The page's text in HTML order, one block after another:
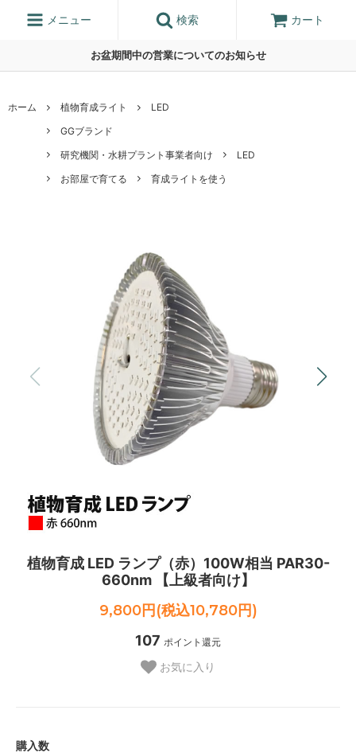
お盆期間中の営業についてのお知らせ
メニュー 検索 カート
ホーム 植物育成ライト
LED
GGブランド
研究機関・水耕プラント事業者向け
LED
お部屋で育てる
育成ライトを使う
植物育成 LED ランプ（赤）100W相当 PAR30-
660nm 【上級者向け】
9,800円(税込10,780円)
107 ポイント還元
お気に入り
購入数